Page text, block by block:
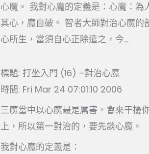
心魔。 我對心魔的定義是：心魔：
其心，魔自破。 智者大師對治心魔
心所生，當須自心正除遣之，今...
標題: 打坐入門 (16) –對治心魔
時間: Fri Mar 24 07:01:10 2006
三魔當中以心魔最是厲害。會來干擾
上，所以第一對治的，要先談心魔。
我對心魔的定義是：